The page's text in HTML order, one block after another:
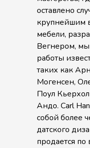
оставлено
крупнейшим
мебели,
Вегнером,
работы
таких как
Могенсен,
Поул
Андо. Carl
собой более
датского
продается по